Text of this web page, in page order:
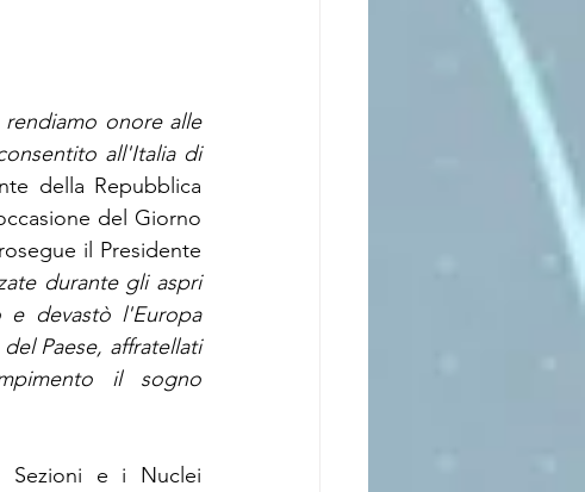
onore alle
all'Italia di
della Repubblica
del Giorno
il Presidente
durante gli aspri
e devastò l'Europa
Paese, affratellati
il sogno
Sezioni e i Nuclei